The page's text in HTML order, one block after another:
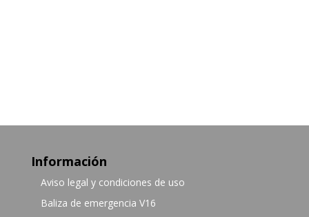
Información
Aviso legal y condiciones de uso
Baliza de emergencia V16